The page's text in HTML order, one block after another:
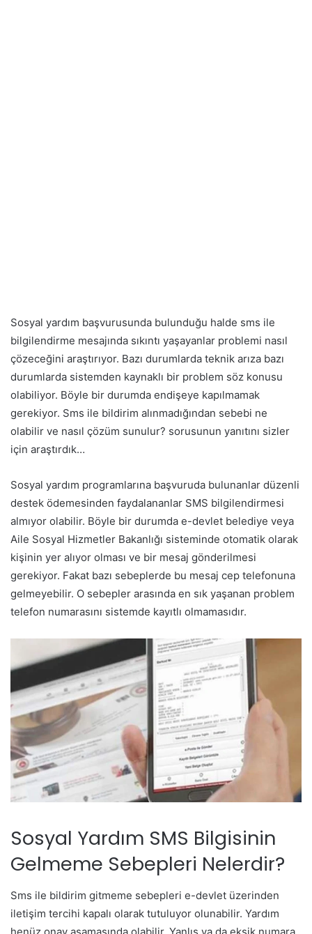
Sosyal yardım başvurusunda bulunduğu halde sms ile
bilgilendirme mesajında sıkıntı yaşayanlar problemi nasıl
çözeceğini araştırıyor. Bazı durumlarda teknik arıza bazı
durumlarda sistemden kaynaklı bir problem söz konusu
olabiliyor. Böyle bir durumda endişeye kapılmamak
gerekiyor. Sms ile bildirim alınmadığından sebebi ne
olabilir ve nasıl çözüm sunulur? sorusunun yanıtını sizler
için araştırdık…
Sosyal yardım programlarına başvuruda bulunanlar düzenli
destek ödemesinden faydalananlar SMS bilgilendirmesi
almıyor olabilir. Böyle bir durumda e-devlet belediye veya
Aile Sosyal Hizmetler Bakanlığı sisteminde otomatik olarak
kişinin yer alıyor olması ve bir mesaj gönderilmesi
gerekiyor. Fakat bazı sebeplerde bu mesaj cep telefonuna
gelmeyebilir. O sebepler arasında en sık yaşanan problem
telefon numarasını sistemde kayıtlı olmamasıdır.
Sosyal Yardım SMS Bilgisinin
Gelmeme Sebepleri Nelerdir?
Sms ile bildirim gitmeme sebepleri e-devlet üzerinden
iletişim tercihi kapalı olarak tutuluyor olunabilir. Yardım